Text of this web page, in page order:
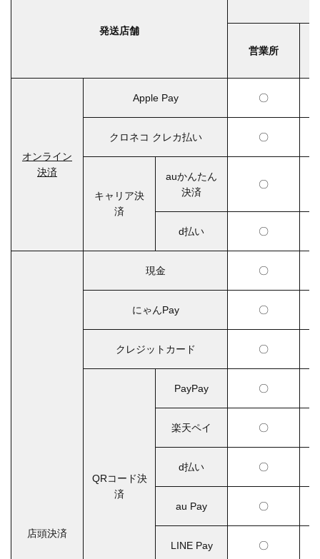
発送店舗
営業所
オンライン
決済
Apple Pay 〇
クロネコ クレカ払い 〇
キャリア決
済
auかんたん
決済
〇
d払い 〇
店頭決済
現金 〇
にゃんPay 〇
クレジットカード 〇
QRコード決
済
PayPay 〇
楽天ペイ 〇
d払い 〇
au Pay 〇
LINE Pay 〇